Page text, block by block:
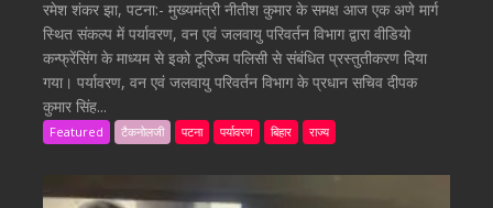
रमेश शंकर झा, पटना:- मुख्यमंत्री नीतीश कुमार के समक्ष आज एक अणे मार्ग
स्थित संकल्प में पर्यावरण, वन एवं जलवायु परिवर्तन विभाग द्वारा वीडियो
कन्फ्रेंसिंग के माध्यम से इको टूरिज्म पलिसी से संबंधित प्रस्तुतीकरण दिया
गया। पर्यावरण, वन एवं जलवायु परिवर्तन विभाग के प्रधान सचिव दीपक
कुमार सिंह...
Featured टैकनोलजी पटना पर्यावरण बिहार राज्य